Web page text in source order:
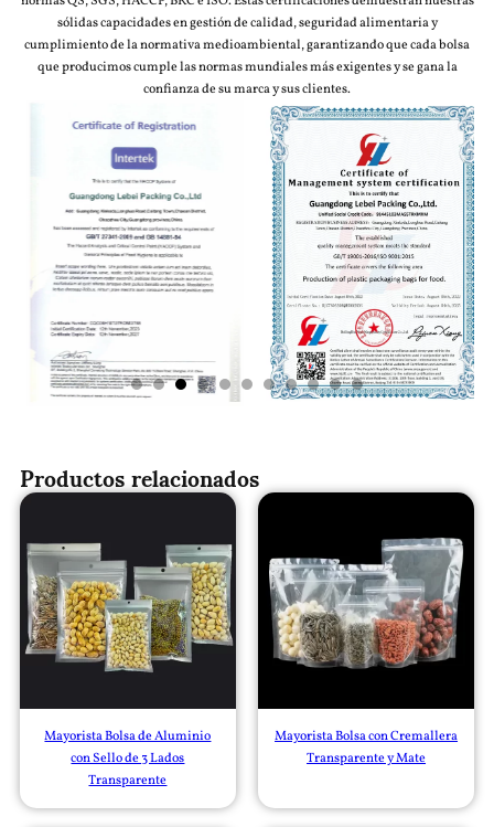
sólidas capacidades en gestión de calidad, seguridad alimentaria y
cumplimiento de la normativa medioambiental, garantizando que cada bolsa
que producimos cumple las normas mundiales más exigentes y se gana la
confianza de su marca y sus clientes.
Productos relacionados
Mayorista Bolsa de Aluminio
con Sello de 3 Lados
Transparente
Mayorista Bolsa con Cremallera
Transparente y Mate